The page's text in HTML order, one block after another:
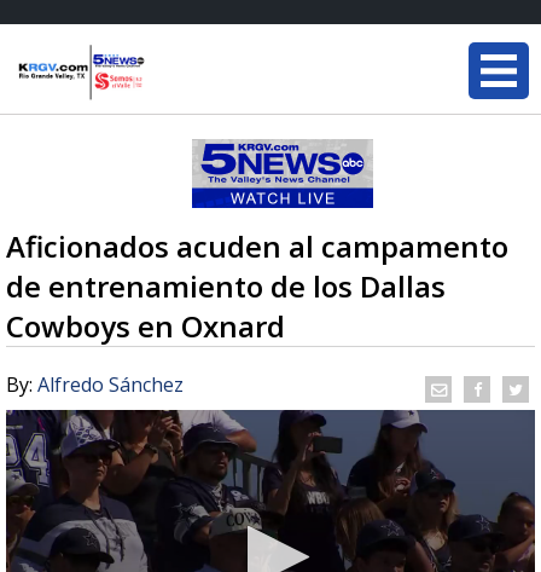
Aficionados acuden al campamento
de entrenamiento de los Dallas
Cowboys en Oxnard
By: Alfredo Sánchez